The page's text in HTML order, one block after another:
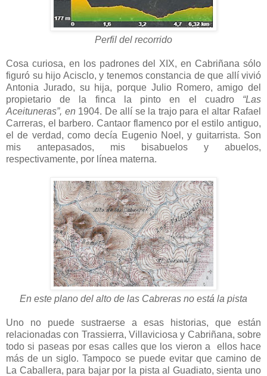
Perfil del recorrido
Cosa curiosa, en los padrones del XIX, en Cabriñana sólo
figuró su hijo Acisclo, y tenemos constancia de que allí vivió
Antonia Jurado, su hija, porque Julio Romero, amigo del
propietario de la finca la pinto en el cuadro “Las
Aceituneras”, en 1904. De allí se la trajo para el altar Rafael
Carreras, el barbero. Cantaor flamenco por el estilo antiguo,
el de verdad, como decía Eugenio Noel, y guitarrista. Son
mis antepasados, mis bisabuelos y abuelos,
respectivamente, por línea materna.
En este plano del alto de las Cabreras no está la pista
Uno no puede sustraerse a esas historias, que están
relacionadas con Trassierra, Villaviciosa y Cabriñana, sobre
todo si paseas por esas calles que los vieron a ellos hace
más de un siglo. Tampoco se puede evitar que camino de
La Caballera, para bajar por la pista al Guadiato, sienta uno